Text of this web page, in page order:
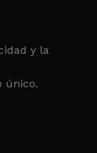
y la
único.